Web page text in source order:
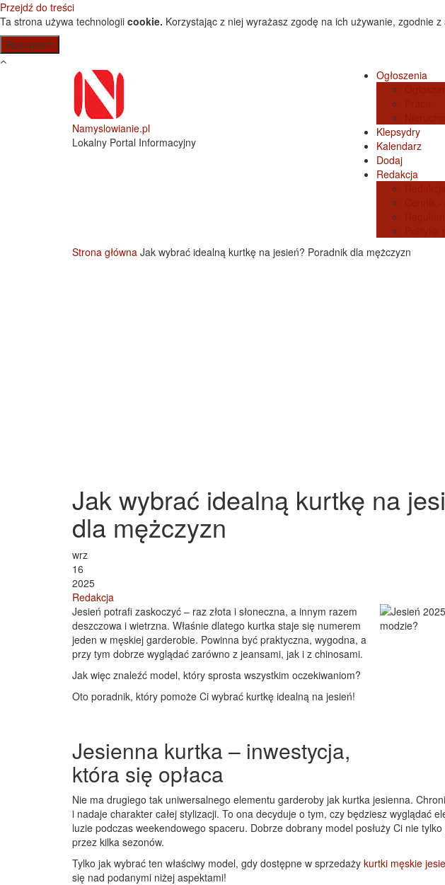
Przejdź do treści
Ta strona używa technologii cookie. Korzystając z niej wyrażasz zgodę na ich używanie, zgodnie
Namyslowianie.pl
Lokalny Portal Informacyjny
Ogłoszenia
Klepsydry
Kalendarz
Dodaj
Redakcja
Strona główna Jak wybrać idealną kurtkę na jesień? Poradnik dla mężczyzn
Jak wybrać idealną kurtkę na
dla mężczyzn
wrz
16
2025
Redakcja
Jesień potrafi zaskoczyć – raz złota i słoneczna, a innym razem
deszczowa i wietrzna. Właśnie dlatego kurtka staje się numerem
jeden w męskiej garderobie. Powinna być praktyczna, wygodna, a
przy tym dobrze wyglądać zarówno z jeansami, jak i z chinosami.
Jak więc znaleźć model, który sprosta wszystkim oczekiwaniom?
Oto poradnik, który pomoże Ci wybrać kurtkę idealną na jesień!
Jesienna kurtka – inwestycja,
która się opłaca
Nie ma drugiego tak uniwersalnego elementu garderoby jak kurtka jesienna.
i nadaje charakter całej stylizacji. To ona decyduje o tym, czy będziesz wyglądać
luzie podczas weekendowego spaceru. Dobrze dobrany model posłuży Ci nie
przez kilka sezonów.
Tylko jak wybrać ten właściwy model, gdy dostępne w sprzedaży kurtki męskie
się nad podanymi niżej aspektami!